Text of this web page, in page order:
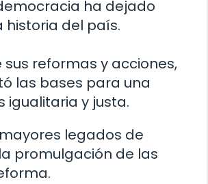
ha dejado
historia del país.
sus reformas y acciones,
las bases para una
igualitaria y justa.
legados de
promulgación de las